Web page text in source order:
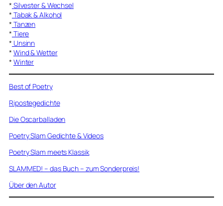
* Silvester & Wechsel
* Tabak & Alkohol
* Tanzen
* Tiere
* Unsinn
* Wind & Wetter
* Winter
Best of Poetry
Ripostegedichte
Die Oscarballaden
Poetry Slam Gedichte & Videos
Poetry Slam meets Klassik
SLAMMED! – das Buch – zum Sonderpreis!
Über den Autor